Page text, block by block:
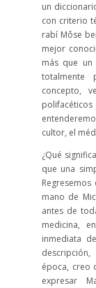
un
con criterio
rabí Môse
mejor
más que un
totalmente
concepto,
cultor, el
¿Qué
que una
mano de
antes de
medicina,
inmediata
época, creo
expresar